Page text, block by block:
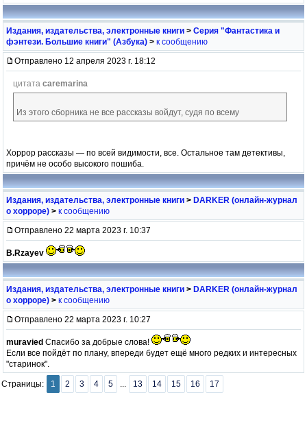
Издания, издательства, электронные книги > Серия "Фантастика и
фэнтези. Большие книги" (Азбука) > к сообщению
Отправлено 12 апреля 2023 г. 18:12
цитата caremarina
Из этого сборника не все рассказы войдут, судя по всему
Хоррор рассказы — по всей видимости, все. Остальное там детективы,
причём не особо высокого пошиба.
Издания, издательства, электронные книги > DARKER (онлайн-журнал
о хорроре) > к сообщению
Отправлено 22 марта 2023 г. 10:37
B.Rzayev
Издания, издательства, электронные книги > DARKER (онлайн-журнал
о хорроре) > к сообщению
Отправлено 22 марта 2023 г. 10:27
muravied Спасибо за добрые слова!
Если все пойдёт по плану, впереди будет ещё много редких и интересных
"старинок".
Страницы: 1 2 3 4 5 ... 13 14 15 16 17